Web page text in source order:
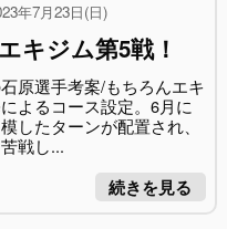
年7月23日(日)
キジム第5戦！
原選手考案/もちろんエキ
よるコース設定。6月に
したターンが配置され、
戦し...
続きを見る